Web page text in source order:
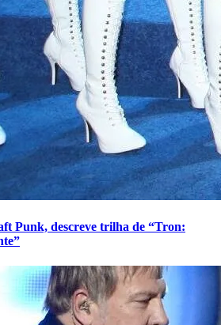
Punk, descreve trilha de “Tron: